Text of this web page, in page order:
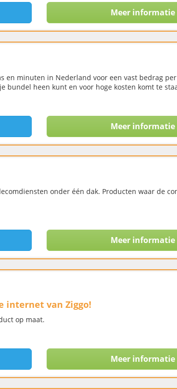
Meer informatie
en minuten in Nederland voor een vast bedrag
bundel heen kunt en voor hoge kosten komt te
Meer informatie
onder één dak. Producten waar de
Meer informatie
internet van Ziggo!
op maat.
Meer informatie